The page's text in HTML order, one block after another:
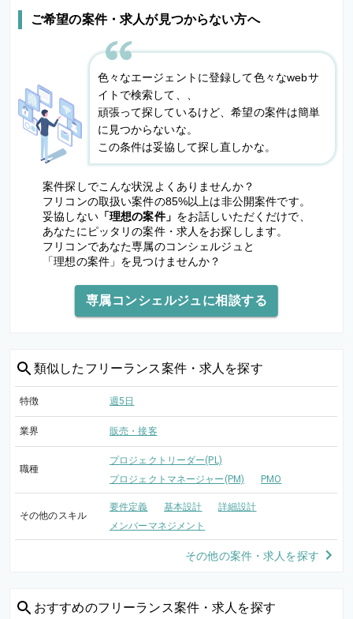
ご希望の案件・求人が見つからない方へ
色々なエージェントに登録して色々なwebサ
イトで検索して、、
頑張って探しているけど、希望の案件は簡単
に見つからないな。
この条件は妥協して探し直しかな。
案件探しでこんな状況よくありませんか？
フリコンの取扱い案件の85%以上は非公開案件です。
妥協しない「理想の案件」 をお話しいただくだけで、
あなたにピッタリの案件・求人をお探しします。
フリコンであなた専属のコンシェルジュと
「理想の案件」を見つけませんか？
専属コンシェルジュに相談する
類似した フリーランス案件・求人を探す
特徴 週5日
業界 販売・接客
職種
プロジェクトリーダー(PL)
プロジェクトマネージャー(PM)
PMO
その他のスキル
要件定義 基本設計
詳細設計
メンバーマネジメント
その他の案件・求人を探す
おすすめのフリーランス案件・求人を探す